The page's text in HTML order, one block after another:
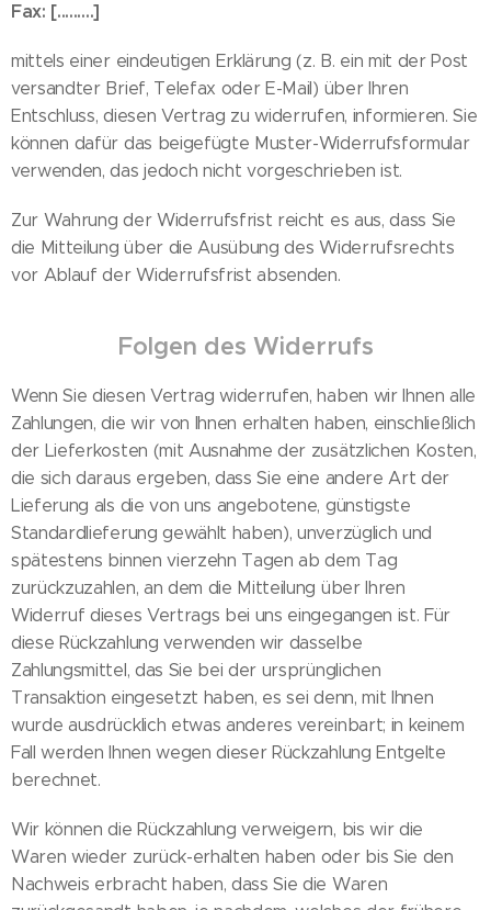
Fax: [.........]
mittels einer eindeutigen Erklärung (z. B. ein mit der Post
versandter Brief, Telefax oder E-Mail) über Ihren
Entschluss, diesen Vertrag zu widerrufen, informieren. Sie
können dafür das beigefügte Muster-Widerrufsformular
verwenden, das jedoch nicht vorgeschrieben ist.
Zur Wahrung der Widerrufsfrist reicht es aus, dass Sie
die Mitteilung über die Ausübung des Widerrufsrechts
vor Ablauf der Widerrufsfrist absenden.
Folgen des Widerrufs
Wenn Sie diesen Vertrag widerrufen, haben wir Ihnen alle
Zahlungen, die wir von Ihnen erhalten haben, einschließlich
der Lieferkosten (mit Ausnahme der zusätzlichen Kosten,
die sich daraus ergeben, dass Sie eine andere Art der
Lieferung als die von uns angebotene, günstigste
Standardlieferung gewählt haben), unverzüglich und
spätestens binnen vierzehn Tagen ab dem Tag
zurückzuzahlen, an dem die Mitteilung über Ihren
Widerruf dieses Vertrags bei uns eingegangen ist. Für
diese Rückzahlung verwenden wir dasselbe
Zahlungsmittel, das Sie bei der ursprünglichen
Transaktion eingesetzt haben, es sei denn, mit Ihnen
wurde ausdrücklich etwas anderes vereinbart; in keinem
Fall werden Ihnen wegen dieser Rückzahlung Entgelte
berechnet.
Wir können die Rückzahlung verweigern, bis wir die
Waren wieder zurück-erhalten haben oder bis Sie den
Nachweis erbracht haben, dass Sie die Waren